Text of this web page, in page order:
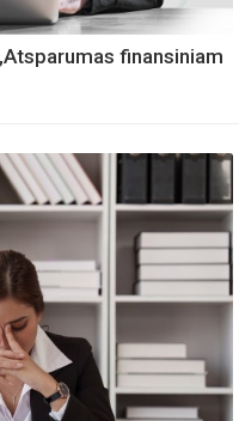
finansiniam